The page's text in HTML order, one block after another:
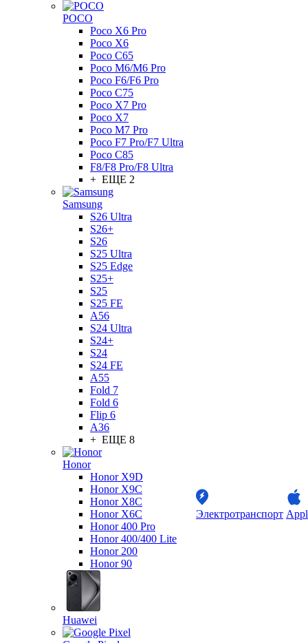
POCO
Poco X6 Pro
Poco X6
Poco C65
Poco M6/M6 Pro
Poco F6/F6 Pro
Poco C75
Poco X7 Pro
Poco X7
Poco M7 Pro
Poco F7 Pro/F7 Ultra
Poco C85
F8/F8 Pro/F8 Ultra
+ ЕЩЕ 2
Samsung
S26 Ultra
S26+
S26
S25 Ultra
S25 Edge
S25+
S25
S25 FE
A56
S24 Ultra
S24+
S24
S24 FE
A55
Fold 7
Fold 6
Flip 6
A36
+ ЕЩЕ 8
Honor
Honor X9D
Honor X9C
Honor X8C
Honor X6C
Honor 400 Pro
Honor 400/400 Lite
Honor 200
Honor 90
Huawei
Электротранспорт